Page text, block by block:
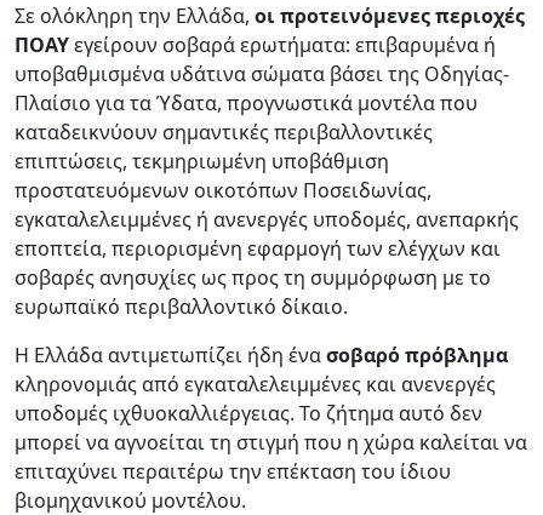
Σε ολόκληρη την Ελλάδα, οι προτεινόμενες περιοχές
ΠΟΑΥεγείρουν σοβαρά ερωτήματα: επιβαρυμένα ή
υποβαθμισμένα υδάτινα σώματα βάσει της Οδηγίας-
Πλαίσιο για τα Ύδατα, προγνωστικά μοντέλα που
καταδεικνύουν σημαντικές περιβαλλοντικές
επιπτώσεις, τεκμηριωμένη υποβάθμιση
προστατευόμενων οικοτόπων Ποσειδωνίας,
εγκαταλελειμμένες ή ανενεργές υποδομές, ανεπαρκής
εποπτεία, περιορισμένη εφαρμογή των ελέγχων και
σοβαρές ανησυχίες ως προς τη συμμόρφωση με το
ευρωπαϊκό περιβαλλοντικό δίκαιο.
Η Ελλάδα αντιμετωπίζει ήδη ένασοβαρό πρόβλημα
κληρονομιάς από εγκαταλελειμμένες και ανενεργές
υποδομές ιχθυοκαλλιέργειας. Το ζήτημα αυτό δεν
μπορεί να αγνοείται τη στιγμή που η χώρα καλείται να
επιταχύνει περαιτέρω την επέκταση του ίδιου
βιομηχανικού μοντέλου.